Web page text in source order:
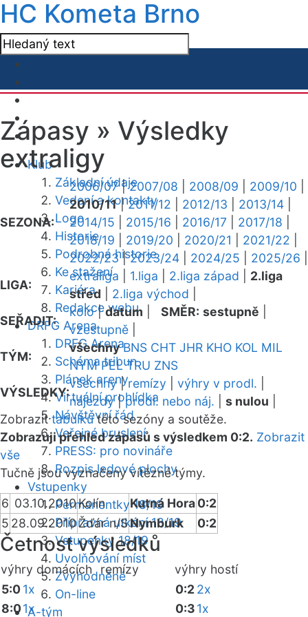
HC Kometa Brno
Klub
Základní údaje
Vedení a kontakty
Logo
Historie
Podrobná historie
Ke stažení
Kariéra
Redakce webu
DRFG Arena
DRFG Arena
Schéma tribun
Plánek areny
Virtuální prohlídka
Návštěvní řád
Veřejné bruslení
PRESS: pro novináře
Rozpis ledové plochy
Vstupenky
Permanentky 18/19
Přípravná utkání 18/19
Vstupenky 18/19
Uvolňování míst
Zvýhodněné
On-line
A-tým
Zápasy » Výsledky
extraligy
SEZONA:
2006/07|2007/08 2008/09 2009/10
2010/11|2011/12 2012/13 2013/14
2014/15
2015/16 2016/17 2017/18
2018/19
2019/20 2020/21 2021/22
2022/23|2023/24 2024/25 2025/26
LIGA:
extraliga 1.liga 2.liga západ
2.liga
střed
2.liga východ
SEŘADIT:
kolo|datum SMĚR: sestupně
vzestupně
TÝM:
všechny BNS CHT JHR KHO KOL MIL
NYM PEL TRU ZNS
VÝSLEDKY:
všechny|remízy výhry v prodl.
nájezdy|prodl. nebo náj. s nulou
Zobrazittabulkutéto sezóny a soutěže.
Zobrazuji přehled zápasů s výsledkem 0:2. Zobrazit
vše
Tučně jsou vyznačeny vítězné týmy.
6 03.10.2010Kolín Kutná Hora0:2
5 28.09.2010Žďár n/SNymburk 0:2
Četnost výsledků
výhry domácích remízy výhry hostí
5:01x
8:01x
0:22x
0:31x